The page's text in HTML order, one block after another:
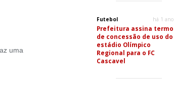
uma
Futebol há 1 ano
Prefeitura assina termo
de concessão de uso do
estádio Olímpico
Regional para o FC
Cascavel